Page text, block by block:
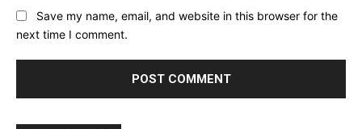
Save my name, email, and website in this browser for the
next time I comment.